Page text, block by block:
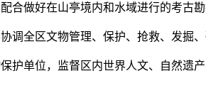
合做好在山亭境内和水域进行的考古
调全区文物管理、保护、抢救、发掘
护单位，监督区内世界人文、自然遗